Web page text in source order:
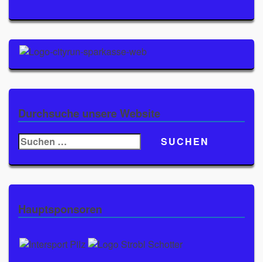
Durchsuche unsere Website
Suchen
nach:
Hauptsponsoren